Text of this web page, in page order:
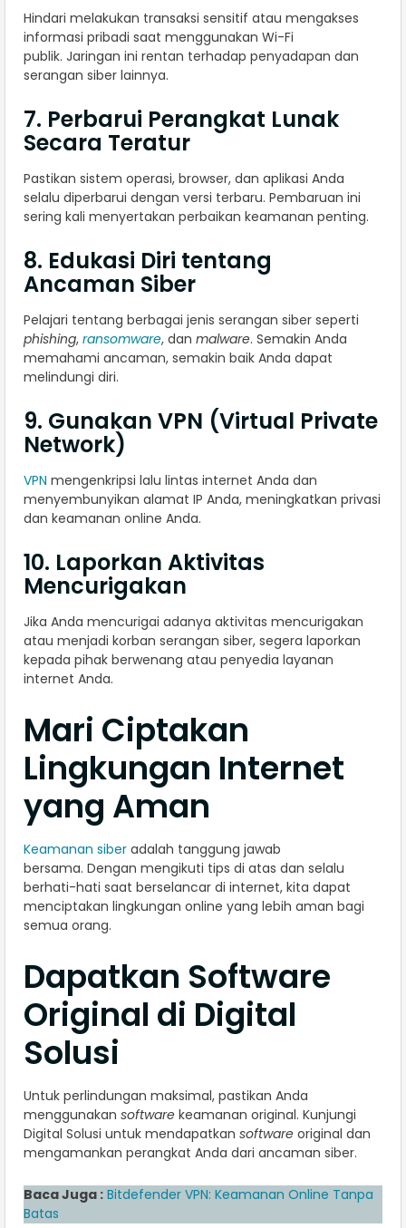
Hindari melakukan transaksi sensitif atau mengakses
informasi pribadi saat menggunakan Wi-Fi
publik. Jaringan ini rentan terhadap penyadapan dan
serangan siber lainnya.
7. Perbarui Perangkat Lunak
Secara Teratur
Pastikan sistem operasi, browser, dan aplikasi Anda
selalu diperbarui dengan versi terbaru. Pembaruan ini
sering kali menyertakan perbaikan keamanan penting.
8. Edukasi Diri tentang
Ancaman Siber
Pelajari tentang berbagai jenis serangan siber seperti
phishing, ransomware, dan malware. Semakin Anda
memahami ancaman, semakin baik Anda dapat
melindungi diri.
9. Gunakan VPN (Virtual Private
Network)
VPN mengenkripsi lalu lintas internet Anda dan
menyembunyikan alamat IP Anda, meningkatkan privasi
dan keamanan online Anda.
10. Laporkan Aktivitas
Mencurigakan
Jika Anda mencurigai adanya aktivitas mencurigakan
atau menjadi korban serangan siber, segera laporkan
kepada pihak berwenang atau penyedia layanan
internet Anda.
Mari Ciptakan
Lingkungan Internet
yang Aman
Keamanan siber adalah tanggung jawab
bersama. Dengan mengikuti tips di atas dan selalu
berhati-hati saat berselancar di internet, kita dapat
menciptakan lingkungan online yang lebih aman bagi
semua orang.
Dapatkan Software
Original di Digital
Solusi
Untuk perlindungan maksimal, pastikan Anda
menggunakan software keamanan original. Kunjungi
Digital Solusi untuk mendapatkan software original dan
mengamankan perangkat Anda dari ancaman siber.
Baca Juga : Bitdefender VPN: Keamanan Online Tanpa
Batas